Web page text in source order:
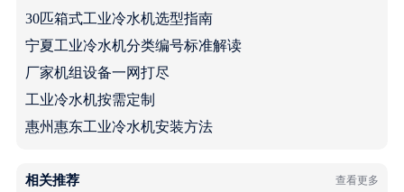
30匹箱式工业冷水机选型指南
宁夏工业冷水机分类编号标准解读
厂家机组设备一网打尽
工业冷水机按需定制
惠州惠东工业冷水机安装方法
相关推荐 查看更多